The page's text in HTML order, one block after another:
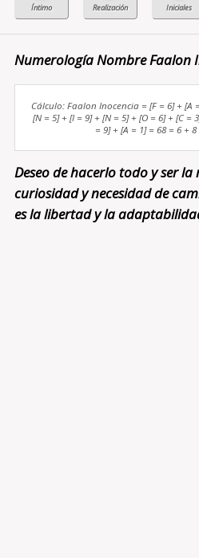
Numerología Nombre Faalon
Cálculo: Faalon Inocencia = [F = 6] + [A
[N = 5] + [I = 9] + [N = 5] + [O = 6] + [C =
= 9] + [A = 1] = 68 = 6 +
Deseo de hacerlo todo y ser
curiosidad y necesidad de
es la libertad y la